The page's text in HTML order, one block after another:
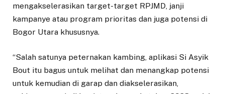
mengakselerasikan target-target RPJMD, janji
kampanye atau program prioritas dan juga potensi di
Bogor Utara khususnya.
“Salah satunya peternakan kambing, aplikasi Si Asyik
Bout itu bagus untuk melihat dan menangkap potensi
untuk kemudian di garap dan diakselerasikan,